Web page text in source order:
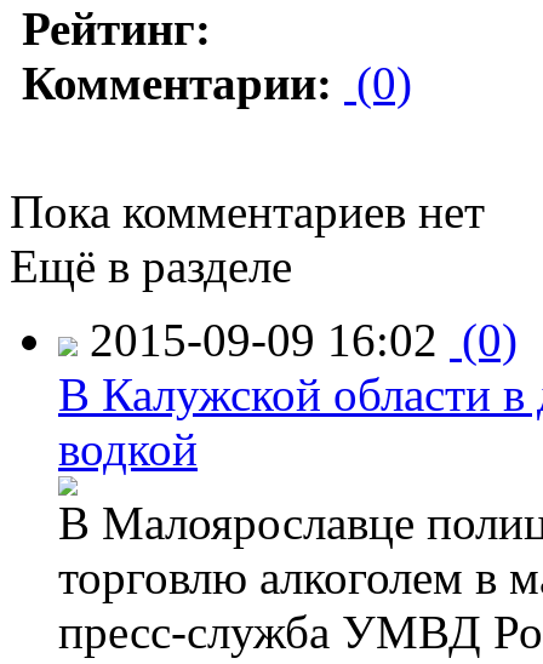
Рейтинг:
Комментарии: (0)
Пока комментариев нет
Ещё в разделе
2015-09-09 16:02 (0)
В Калужской области в
водкой
В Малоярославце
торговлю алкоголем в
пресс-служба УМВД